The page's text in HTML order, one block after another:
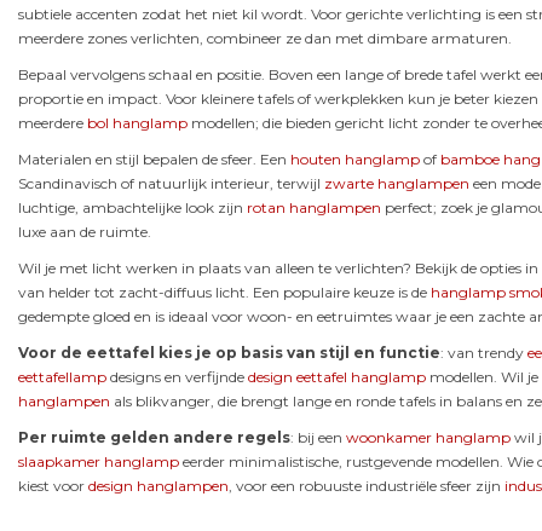
subtiele accenten zodat het niet kil wordt. Voor gerichte verlichting is een
meerdere zones verlichten, combineer ze dan met dimbare armaturen.
Bepaal vervolgens schaal en positie. Boven een lange of brede tafel werkt
proportie en impact. Voor kleinere tafels of werkplekken kun je beter
meerdere bol hanglamp modellen; die bieden gericht licht zonder te
Materialen en stijl bepalen de sfeer. Een houten hanglamp of bamboe
Scandinavisch of natuurlijk interieur, terwijl zwarte hanglampen een
luchtige, ambachtelijke look zijn rotan hanglampen perfect; zoek je
luxe aan de ruimte.
Wil je met licht werken in plaats van alleen te verlichten? Bekijk de opties in
van helder tot zacht-diffuus licht. Een populaire keuze is de hanglamp
gedempte gloed en is ideaal voor woon- en eetruimtes waar je een zachte
Voor de eettafel kies je op basis van stijl en functie: van trendy
eettafellamp designs en verfijnde design eettafel hanglamp modellen. Wil
hanglampen als blikvanger, die brengt lange en ronde tafels in balans en
Per ruimte gelden andere regels: bij een woonkamer hanglamp wil
slaapkamer hanglamp eerder minimalistische, rustgevende modellen.
kiest voor design hanglampen, voor een robuuste industriële sfeer zijn